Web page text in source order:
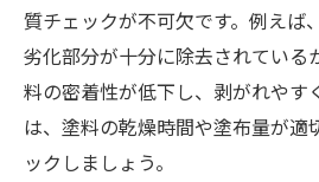
質チェックが不可欠です。例えば
劣化部分が十分に除去されている
料の密着性が低下し、剥がれやす
は、塗料の乾燥時間や塗布量が適
ックしましょう。